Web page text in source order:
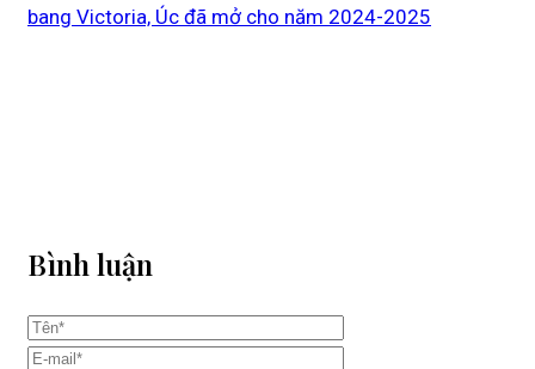
bang Victoria, Úc đã mở cho năm 2024-2025
Bình luận